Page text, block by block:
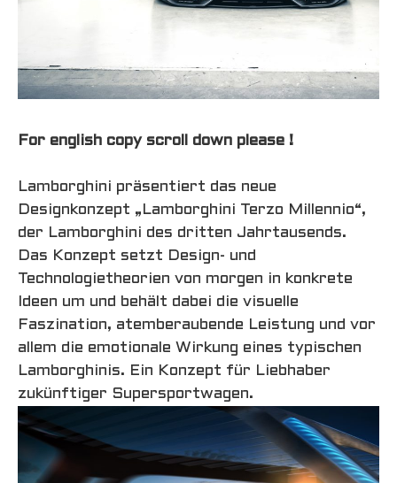
For english copy scroll down please !
Lamborghini präsentiert das neue
Designkonzept „Lamborghini Terzo Millennio“,
der Lamborghini des dritten Jahrtausends.
Das Konzept setzt Design- und
Technologietheorien von morgen in konkrete
Ideen um und behält dabei die visuelle
Faszination, atemberaubende Leistung und vor
allem die emotionale Wirkung eines typischen
Lamborghinis. Ein Konzept für Liebhaber
zukünftiger Supersportwagen.